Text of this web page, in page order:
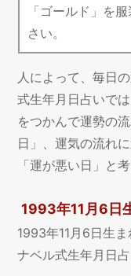
「ゴールド」を
さい。
人によって、毎日
式生年月日占いで
をつかんで運勢の
日」、運気の流れ
「運が悪い日」と
1993年11月6日
1993年11月6日生
ナベル式生年月日